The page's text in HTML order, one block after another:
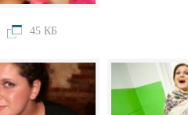
45 КБ